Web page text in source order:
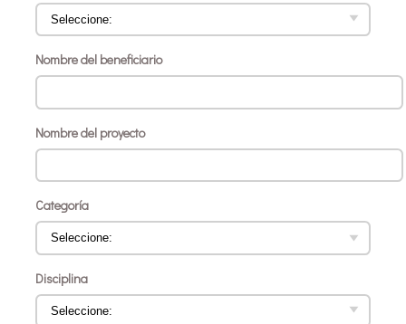
Nombre del beneficiario
Nombre del proyecto
Categoría
Disciplina